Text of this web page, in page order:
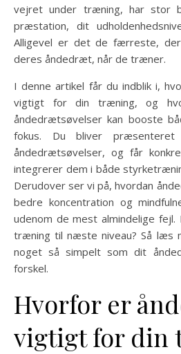
vejret under træning, har stor
præstation, dit
Alligevel er det de færreste,
deres åndedræt, når de træner.
I denne artikel får du indblik i,
vigtigt for din træning, og
åndedrætsøvelser kan booste
fokus. Du bliver
åndedrætsøvelser, og får
integrerer dem i både
Derudover ser vi på, hvordan
bedre koncentration og
udenom de mest almindelige
træning til næste niveau? Så læs
noget så simpelt som dit
forskel.
Hvorfor er
vigtigt for din